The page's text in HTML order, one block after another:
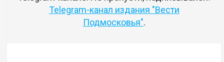
Telegram-канал издания "Вести
Подмосковья".